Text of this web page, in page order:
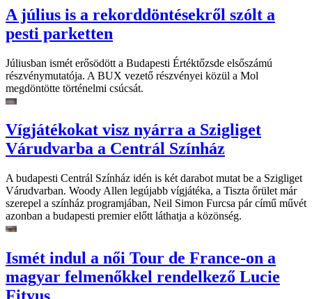
A július is a rekorddöntésekről szólt a
pesti parketten
Júliusban ismét erősödött a Budapesti Értéktőzsde elsőszámú
részvénymutatója. A BUX vezető részvényei közül a Mol
megdöntötte történelmi csúcsát.
Vígjátékokat visz nyárra a Szigliget
Várudvarba a Centrál Színház
A budapesti Centrál Színház idén is két darabot mutat be a Szigliget
Várudvarban. Woody Allen legújabb vígjátéka, a Tiszta őrület már
szerepel a színház programjában, Neil Simon Furcsa pár című művét
azonban a budapesti premier előtt láthatja a közönség.
Ismét indul a női Tour de France-on a
magyar felmenőkkel rendelkező Lucie